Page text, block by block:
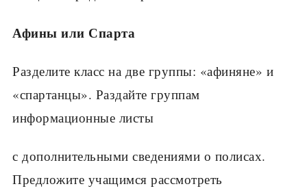
Афины или Спарта
Разделите класс на две группы: «афиняне» и
«спар­танцы». Раздайте группам
информационные листы
с дополнительными сведениями о полисах.
Пред­ложите учащимся рассмотреть